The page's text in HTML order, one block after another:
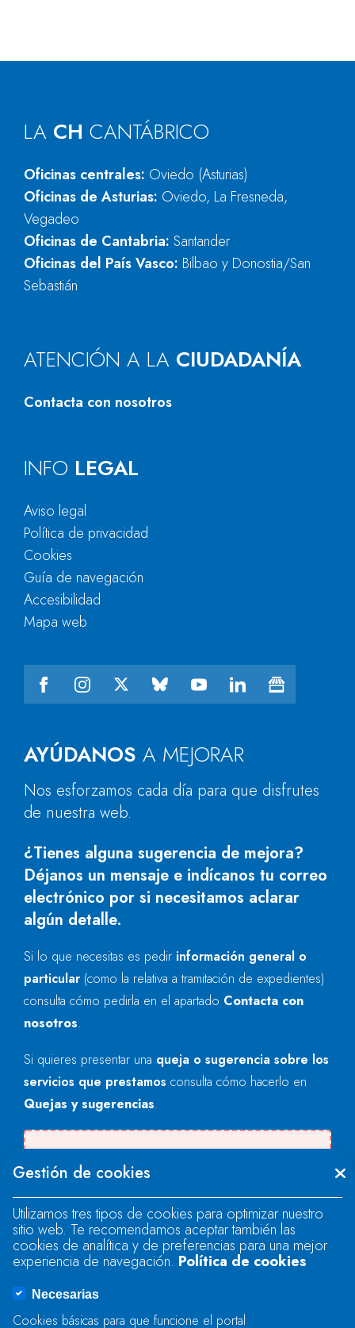
LA CH CANTÁBRICO
Oficinas centrales: Oviedo (Asturias)
Oficinas de Asturias: Oviedo, La Fresneda,
Vegadeo
Oficinas de Cantabria: Santander
Oficinas del País Vasco: Bilbao y Donostia/San
Sebastián
ATENCIÓN A LA CIUDADANÍA
Contacta con nosotros
AYÚDANOS A MEJORAR
Nos esforzamos cada día para que disfrutes
de nuestra web.
¿Tienes alguna sugerencia de mejora?
Déjanos un mensaje e indícanos tu correo
electrónico por si necesitamos aclarar
algún detalle.
Si lo que necesitas es pedir información general o
particular (como la relativa a tramitación de expedientes)
consulta cómo pedirla en el apartado Contacta con
nosotros.
Si quieres presentar una queja o sugerencia sobre los
servicios que prestamos consulta cómo hacerlo en
Quejas y sugerencias.
"text".
Se produjo un error al cargar el campo
"text".
Se produjo un error al cargar el campo
INFO LEGAL
Aviso legal
Política de privacidad
Cookies
Guía de navegación
Accesibilidad
Mapa web
Gestión de cookies
Utilizamos tres tipos de cookies para optimizar nuestro
sitio web. Te recomendamos aceptar también las
cookies de analítica y de preferencias para una mejor
experiencia de navegación. Política de cookies
Necesarias
Cookies básicas para que funcione el portal